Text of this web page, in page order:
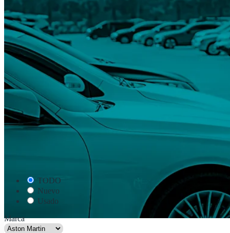
TODO
Nuevo
Usado
Marca